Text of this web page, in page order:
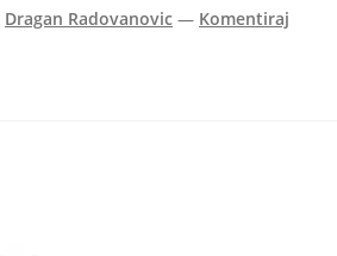
Dragan Radovanovic — Komentiraj